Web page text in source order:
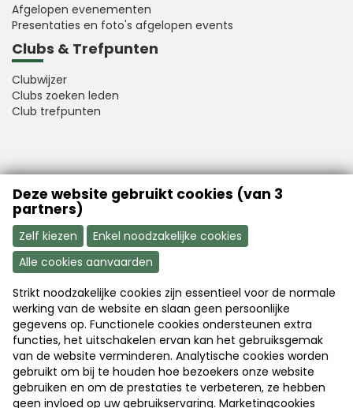
Afgelopen evenementen
Presentaties en foto's afgelopen events
Clubs & Trefpunten
Clubwijzer
Clubs zoeken leden
Club trefpunten
VFB is a member of Better Finance
Aanmelden Word nu lid
Disclaimer|Copyright|Privacy
Deze website gebruikt cookies (van 3
partners)
Zelf kiezen
Enkel noodzakelijke cookies
Alle cookies aanvaarden
Strikt noodzakelijke cookies zijn essentieel voor de normale
werking van de website en slaan geen persoonlijke
gegevens op. Functionele cookies ondersteunen extra
functies, het uitschakelen ervan kan het gebruiksgemak
van de website verminderen. Analytische cookies worden
gebruikt om bij te houden hoe bezoekers onze website
gebruiken en om de prestaties te verbeteren, ze hebben
geen invloed op uw gebruikservaring. Marketingcookies